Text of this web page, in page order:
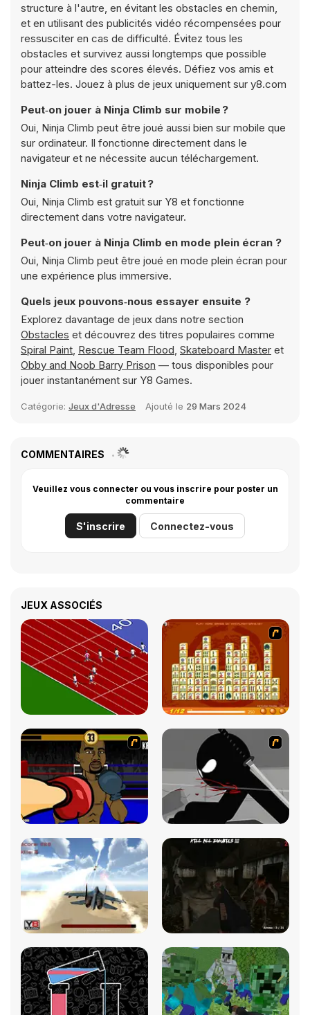
structure à l'autre, en évitant les obstacles en chemin,
et en utilisant des publicités vidéo récompensées pour
ressusciter en cas de difficulté. Évitez tous les
obstacles et survivez aussi longtemps que possible
pour atteindre des scores élevés. Défiez vos amis et
battez-les. Jouez à plus de jeux uniquement sur y8.com
Peut‑on jouer à Ninja Climb sur mobile ?
Oui, Ninja Climb peut être joué aussi bien sur mobile que
sur ordinateur. Il fonctionne directement dans le
navigateur et ne nécessite aucun téléchargement.
Ninja Climb est‑il gratuit ?
Oui, Ninja Climb est gratuit sur Y8 et fonctionne
directement dans votre navigateur.
Peut‑on jouer à Ninja Climb en mode plein écran ?
Oui, Ninja Climb peut être joué en mode plein écran pour
une expérience plus immersive.
Quels jeux pouvons‑nous essayer ensuite ?
Explorez davantage de jeux dans notre section
Obstacles et découvrez des titres populaires comme
Spiral Paint, Rescue Team Flood, Skateboard Master et
Obby and Noob Barry Prison — tous disponibles pour
jouer instantanément sur Y8 Games.
Catégorie: Jeux d'Adresse Ajouté le 29 Mars 2024
COMMENTAIRES
Veuillez vous connecter ou vous inscrire pour poster un
commentaire
S'inscrire Connectez-vous
JEUX ASSOCIÉS